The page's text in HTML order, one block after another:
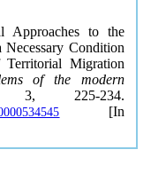
Approaches to the
Condition
Territorial Migration
of the modern
225-234.
[In